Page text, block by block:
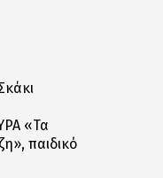
«Τα
παιδικό